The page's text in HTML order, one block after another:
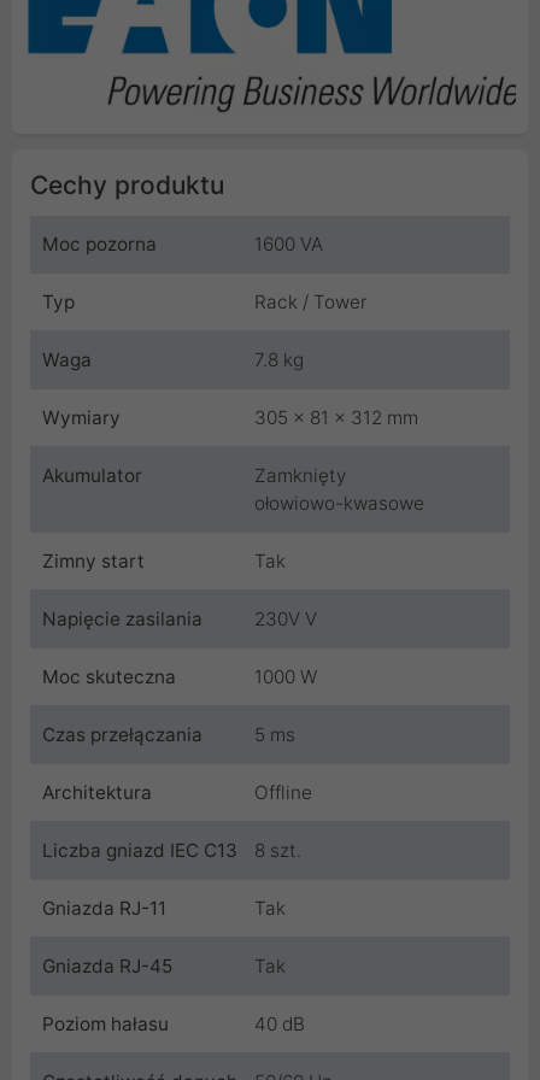
Cechy produktu
Moc pozorna 1600 VA
Typ Rack / Tower
Waga 7.8 kg
Wymiary 305 x 81 x 312 mm
Akumulator
Zamknięty
ołowiowo-kwasowe
Zimny start Tak
Napięcie zasilania 230V V
Moc skuteczna 1000 W
Czas przełączania 5 ms
Architektura Offline
Liczba gniazd IEC C13 8 szt.
Gniazda RJ-11 Tak
Gniazda RJ-45 Tak
Poziom hałasu 40 dB